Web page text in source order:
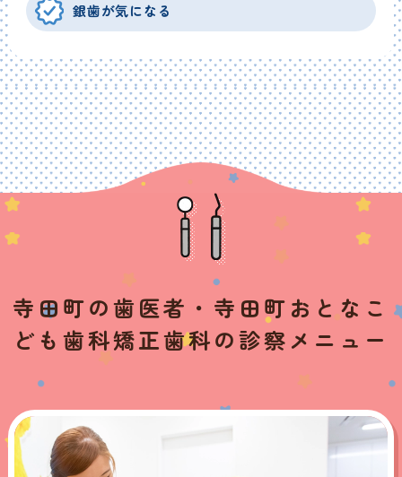
銀歯が気になる
寺田町の歯医者・寺田町おとなこ
ども歯科矯正歯科の診察メニュー